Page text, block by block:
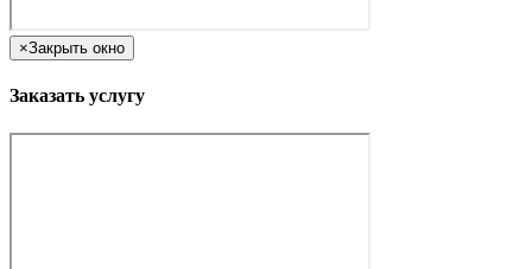
×Закрыть окно
Заказать услугу